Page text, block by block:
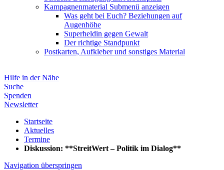
Kampagnenmaterial Submenü anzeigen
Was geht bei Euch? Beziehungen auf
Augenhöhe
Superheldin gegen Gewalt
Der richtige Standpunkt
Postkarten, Aufkleber und sonstiges Material
Hilfe in der Nähe
Suche
Spenden
Newsletter
Startseite
Aktuelles
Termine
Diskussion: **StreitWert – Politik im Dialog**
Navigation überspringen